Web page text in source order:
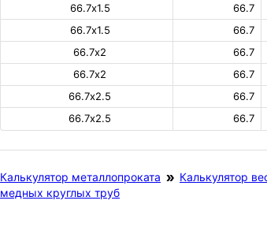
66.7х1.5
66.7
66.7х1.5
66.7
66.7х2
66.7
66.7х2
66.7
66.7х2.5
66.7
66.7х2.5
66.7
Калькулятор металлопроката Калькулятор
медных круглых труб